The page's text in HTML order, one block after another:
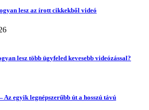
lesz az írott cikkekből videó
lesz több ügyfeled kevesebb videózással?
Az egyik legnépszerűbb út a hosszú távú